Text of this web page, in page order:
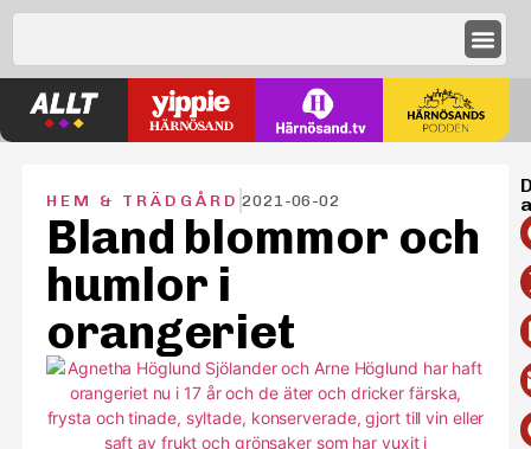
HEM & TRÄDGÅRD 2021-06-02
Bland blommor och
humlor i
orangeriet